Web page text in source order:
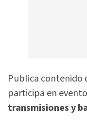
Publica contenido
participa en
transmisiones y